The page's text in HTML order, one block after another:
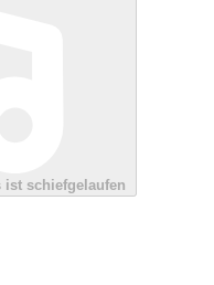
ist schiefgelaufen